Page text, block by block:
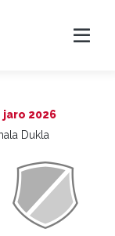
jaro 2026
Dukla